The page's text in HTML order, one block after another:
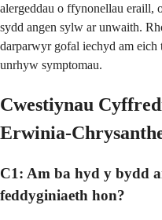
alergeddau o ffynonellau eraill,
sydd angen sylw ar unwaith.
darparwyr gofal iechyd am eich
unrhyw symptomau.
Cwestiynau
Erwinia-
C1: Am ba hyd y bydd
feddyginiaeth hon?